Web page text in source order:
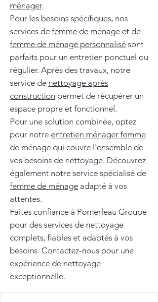
ménager.
Pour les besoins spécifiques, nos
services de femme de ménage et de
femme de ménage personnalisé sont
parfaits pour un entretien ponctuel ou
régulier. Après des travaux, notre
service de nettoyage après
construction permet de récupérer un
espace propre et fonctionnel.
Pour une solution combinée, optez
pour notre entretien ménager femme
de ménage qui couvre l'ensemble de
vos besoins de nettoyage. Découvrez
également notre service spécialisé de
femme de ménage adapté à vos
attentes.
Faites confiance à Pomerleau Groupe
pour des services de nettoyage
complets, fiables et adaptés à vos
besoins. Contactez-nous pour une
expérience de nettoyage
exceptionnelle.